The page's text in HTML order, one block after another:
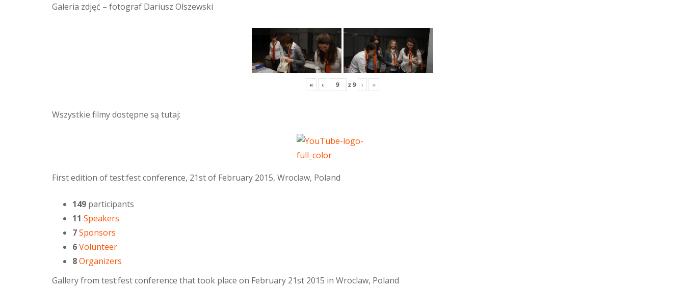
Galeria zdjęć – fotograf Dariusz Olszewski
« ‹ z9 › »
Wszystkie filmy dostępne są tutaj:
First edition of test:fest conference, 21st of February 2015, Wroclaw, Poland
149 participants
11 Speakers
7Sponsors
6Volunteer
8Organizers
Gallery from test:fest conference that took place on February 21st 2015 in Wroclaw, Poland